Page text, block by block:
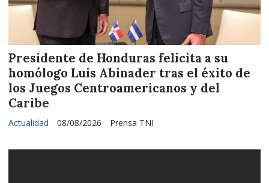
Presidente de Honduras felicita a su
homólogo Luis Abinader tras el éxito de
los Juegos Centroamericanos y del
Caribe
Prensa TNI
Actualidad 08/08/2026